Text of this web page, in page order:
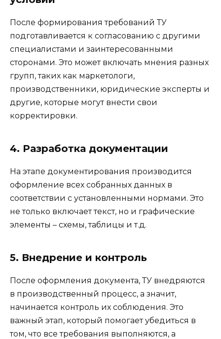
После формирования требований ТУ
подготавливается к согласованию с другими
специалистами и заинтересованными
сторонами. Это может включать мнения разных
групп, таких как маркетологи,
производственники, юридические эксперты и
другие, которые могут внести свои
корректировки.
4. Разработка документации
На этапе документирования производится
оформление всех собранных данных в
соответствии с установленными нормами. Это
не только включает текст, но и графические
элементы – схемы, таблицы и т.д.
5. Внедрение и контроль
После оформления документа, ТУ внедряются
в производственный процесс, а значит,
начинается контроль их соблюдения. Это
важный этап, который помогает убедиться в
том, что все требования выполняются, а